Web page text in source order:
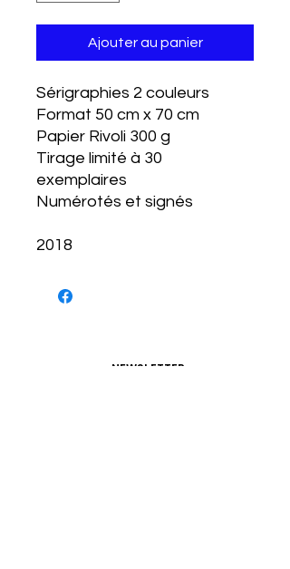
Ajouter au panier
Sérigraphies 2 couleurs
Format 50 cm x 70 cm
Papier Rivoli 300 g
Tirage limité à 30
exemplaires
Numérotés et signés
2018
NEWSLETTER